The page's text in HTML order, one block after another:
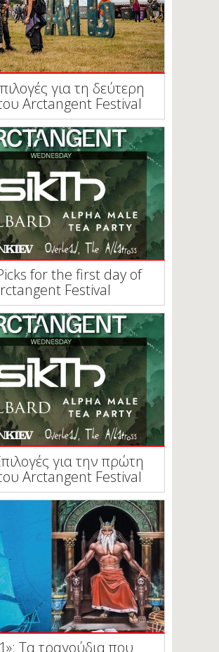
για τη δεύτερη
Arctangent Festival
for the first day of
Festival
για την πρώτη
Arctangent Festival
Τα τραγούδια που